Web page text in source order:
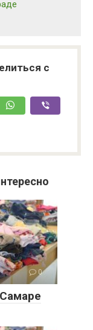
с
0